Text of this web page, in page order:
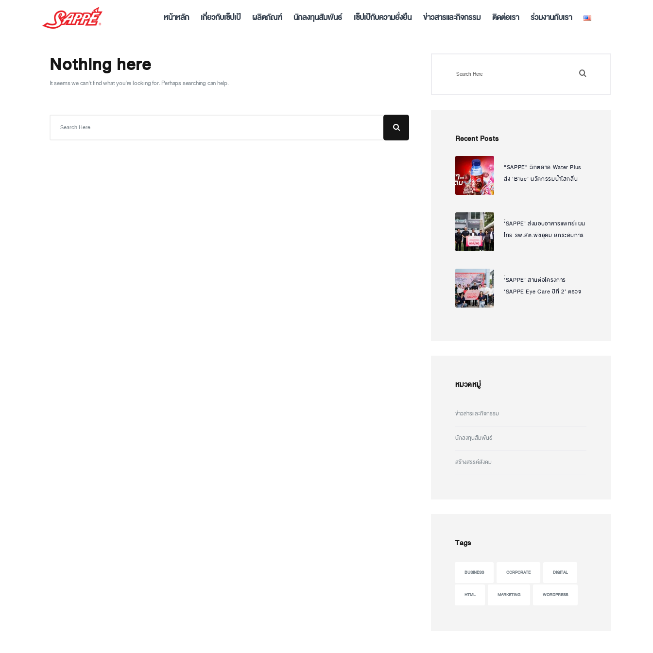
หน้าหลัก เกี่ยวกับเซ็ปเป้ ผลิตภัณฑ์ นักลงทุนสัมพันธ์ เซ็ปเป้กับความยั่งยืน ข่าวสารและกิจกรรม ติดต่อเรา ร่วมงานกับเรา
Nothing here
It seems we can’t find what you’re looking for. Perhaps searching can help.
Recent Posts
“SAPPE” ฉีกตลาด Water Plus
ส่ง ‘B’lue’ นวัตกรรมน้ำใสกลิ่น
บาลานซ์ทุกวัน
‘SAPPE’ ส่งมอบอาคารแพทย์แผน
ไทย รพ.สต.พืชอุดม ยกระดับการ
‘SAPPE’ สานต่อโครงการ
‘SAPPE Eye Care ปีที่ 2’ ตรวจ
หมวดหมู่
ข่าวสารและกิจกรรม
นักลงทุนสัมพันธ์
สร้างสรรค์สังคม
Tags
BUSINESS CORPORATE DIGITAL
HTML MARKETING WORDPRESS